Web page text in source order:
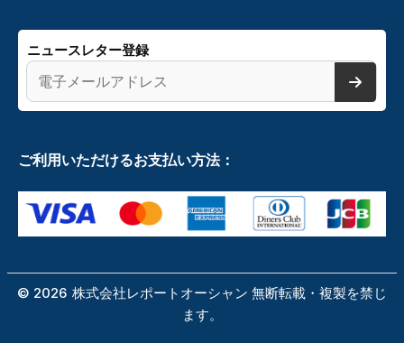
ニュースレター登録
ご利用いただけるお支払い方法：
© 2026 株式会社レポートオーシャン 無断転載・複製を禁じ
ます。